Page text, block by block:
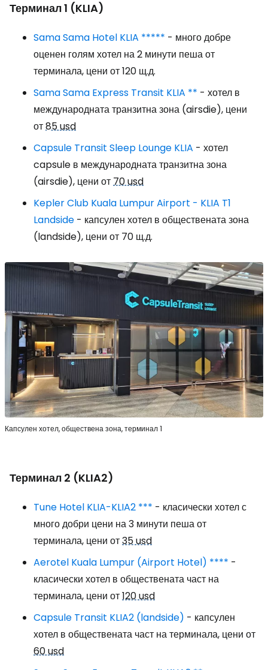
Терминал 1 (KLIA)
Sama Sama Hotel KLIA ***** - много добре
оценен голям хотел на 2 минути пеша от
терминала, цени от 120 щ.д.
Sama Sama Express Transit KLIA ** - хотел в
международната транзитна зона (airsdie), цени
от85 usd
Capsule Transit Sleep Lounge KLIA - хотел
capsule в международната транзитна зона
(airsdie), цени от70 usd
Kepler Club Kuala Lumpur Airport - KLIA T1
Landside - капсулен хотел в обществената зона
(landside), цени от 70 щ.д.
Капсулен хотел, обществена зона, терминал 1
Терминал 2 (KLIA2)
Tune Hotel KLIA-KLIA2 *** - класически хотел с
много добри цени на 3 минути пеша от
терминала, цени от35 usd
Aerotel Kuala Lumpur (Airport Hotel) **** -
класически хотел в обществената част на
терминала, цени от120 usd
Capsule Transit KLIA2 (landside) - капсулен
хотел в обществената част на терминала, цени от
60 usd